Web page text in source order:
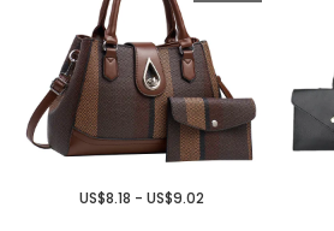
US$8.18 - US$9.02